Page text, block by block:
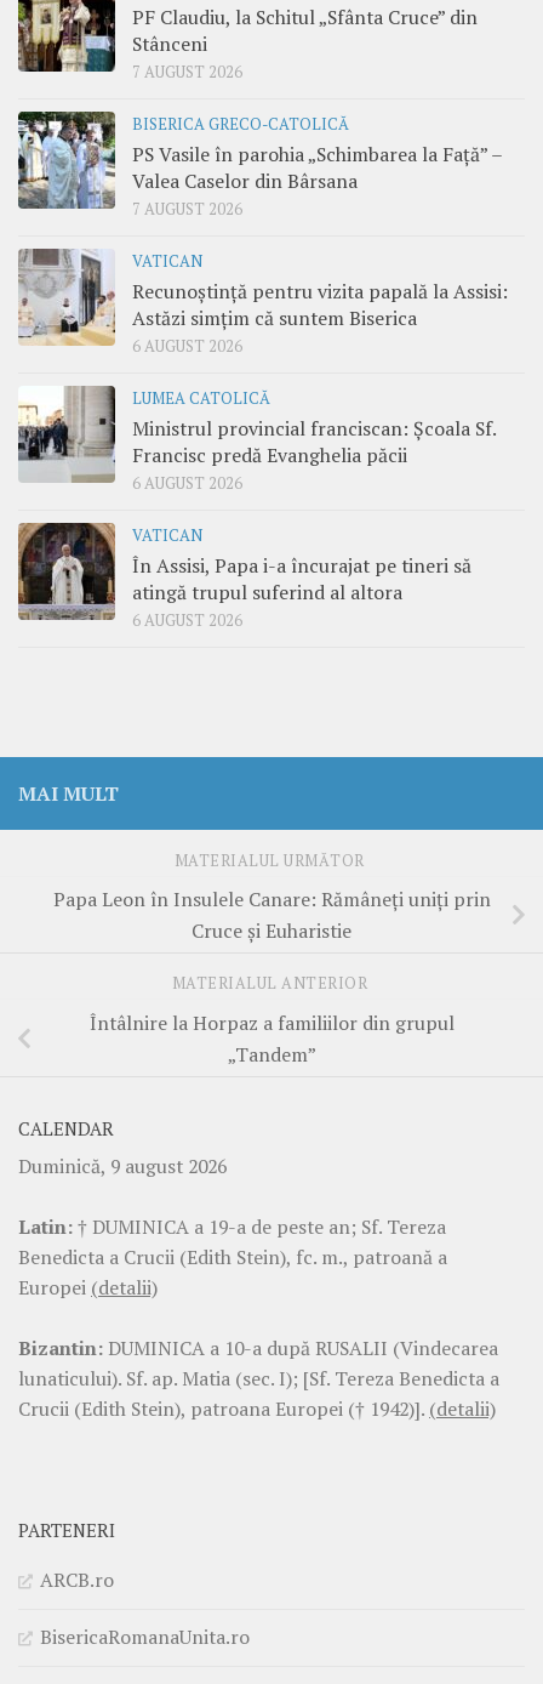
PF Claudiu, la Schitul „Sfânta Cruce” din
Stânceni
7 AUGUST 2026
BISERICA GRECO-CATOLICĂ
PS Vasile în parohia „Schimbarea la Față” –
Valea Caselor din Bârsana
7 AUGUST 2026
VATICAN
Recunoștință pentru vizita papală la Assisi:
Astăzi simțim că suntem Biserica
6 AUGUST 2026
LUMEA CATOLICĂ
Ministrul provincial franciscan: Școala Sf.
Francisc predă Evanghelia păcii
6 AUGUST 2026
VATICAN
În Assisi, Papa i-a încurajat pe tineri să
atingă trupul suferind al altora
6 AUGUST 2026
MAI MULT
MATERIALUL URMĂTOR
Papa Leon în Insulele Canare: Rămâneți uniți prin
Cruce și Euharistie
MATERIALUL ANTERIOR
Întâlnire la Horpaz a familiilor din grupul
„Tandem”
CALENDAR
Duminică, 9 august 2026
Latin:† DUMINICA a 19-a de peste an; Sf. Tereza
Benedicta a Crucii (Edith Stein), fc. m., patroană a
Europei (detalii)
Bizantin: DUMINICA a 10-a după RUSALII (Vindecarea
lunaticului). Sf. ap. Matia (sec. I); [Sf. Tereza Benedicta a
Crucii (Edith Stein), patroana Europei († 1942)]. (detalii)
PARTENERI
ARCB.ro
BisericaRomanaUnita.ro